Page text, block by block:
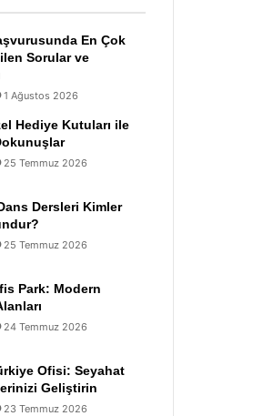
En Çok
Sorular ve
1 Ağustos 2026
Hediye Kutuları ile
25 Temmuz 2026
Dersleri Kimler
25 Temmuz 2026
Park: Modern
24 Temmuz 2026
Ofisi: Seyahat
Geliştirin
23 Temmuz 2026